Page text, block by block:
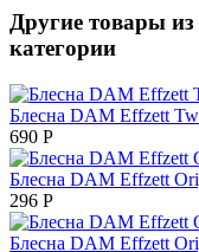
Другие товары
категории
Блесна DAM Effzett
690 Р
Блесна DAM Effzett
296 Р
Блесна DAM Effzett